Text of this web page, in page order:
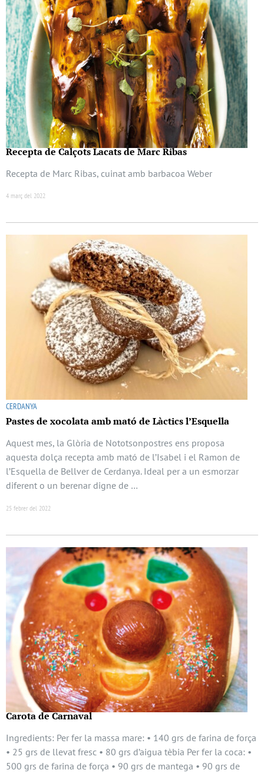
Recepta de Calçots Lacats de Marc Ribas
Recepta de Marc Ribas, cuinat amb barbacoa Weber
4 març del 2022
CERDANYA
Pastes de xocolata amb mató de Làctics l’Esquella
Aquest mes, la Glòria de Nototsonpostres ens proposa
aquesta dolça recepta amb mató de l’Isabel i el Ramon de
l’Esquella de Bellver de Cerdanya. Ideal per a un esmorzar
diferent o un berenar digne de …
25 febrer del 2022
Carota de Carnaval
Ingredients: Per fer la massa mare: • 140 grs de farina de força
• 25 grs de llevat fresc • 80 grs d’aigua tèbia Per fer la coca: •
500 grs de farina de força • 90 grs de mantega • 90 grs de